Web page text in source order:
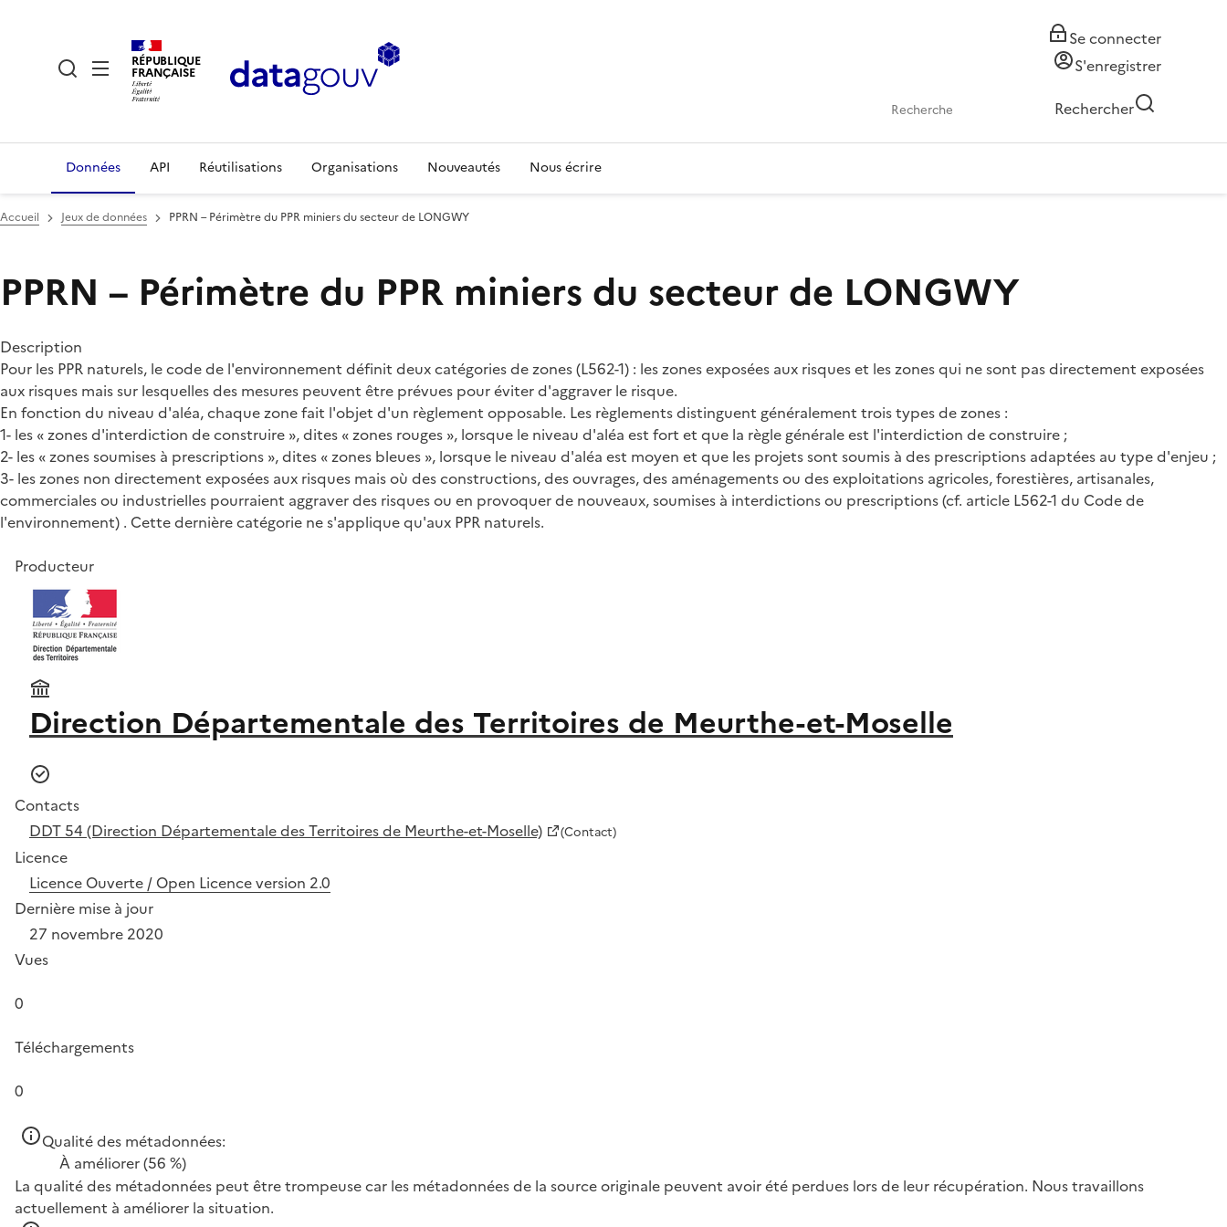
RÉPUBLIQUE
FRANÇAISE
Se connecter
S'enregistrer
Rechercher
Données API Réutilisations Organisations Nouveautés Nous écrire
Accueil Jeux de données PPRN – Périmètre du PPR miniers du secteur de LONGWY
PPRN – Périmètre du PPR miniers du secteur de LONGWY
Description
Pour les PPR naturels, le code de l'environnement définit deux catégories de zones (L562-1) : les zones exposées aux risques et les zones qui ne sont pas directement exposées
aux risques mais sur lesquelles des mesures peuvent être prévues pour éviter d'aggraver le risque.
En fonction du niveau d'aléa, chaque zone fait l'objet d'un règlement opposable. Les règlements distinguent généralement trois types de zones :
1- les « zones d'interdiction de construire », dites « zones rouges », lorsque le niveau d'aléa est fort et que la règle générale est l'interdiction de construire ;
2- les « zones soumises à prescriptions », dites « zones bleues », lorsque le niveau d'aléa est moyen et que les projets sont soumis à des prescriptions adaptées au type d'enjeu ;
3- les zones non directement exposées aux risques mais où des constructions, des ouvrages, des aménagements ou des exploitations agricoles, forestières, artisanales,
commerciales ou industrielles pourraient aggraver des risques ou en provoquer de nouveaux, soumises à interdictions ou prescriptions (cf. article L562-1 du Code de
l'environnement) . Cette dernière catégorie ne s'applique qu'aux PPR naturels.
Producteur
Direction Départementale des Territoires de Meurthe-et-Moselle
Contacts
DDT 54 (Direction Départementale des Territoires de Meurthe-et-Moselle)
(Contact)
Licence
Licence Ouverte / Open Licence version 2.0
Dernière mise à jour
27 novembre 2020
Vues
0
Téléchargements
0
Qualité des métadonnées:
À améliorer(56 %)
La qualité des métadonnées peut être trompeuse car les métadonnées de la source originale peuvent avoir été perdues lors de leur récupération. Nous travaillons
actuellement à améliorer la situation.